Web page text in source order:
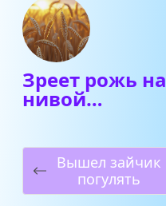
Зреет рожь
нивой…
Вышел зайчик
погулять